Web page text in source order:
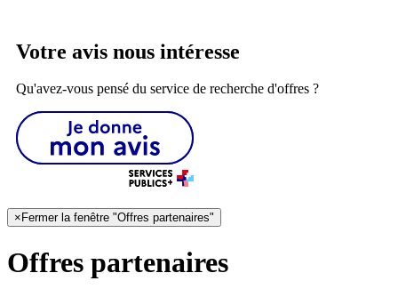
Votre avis nous intéresse
Qu'avez-vous pensé du service de recherche d'offres ?
× Fermer la fenêtre "Offres partenaires"
Offres partenaires